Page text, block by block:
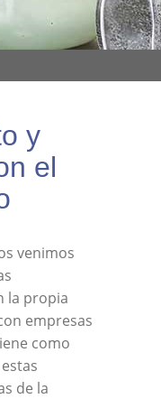
y
el
venimos
la propia
empresas
como
de la